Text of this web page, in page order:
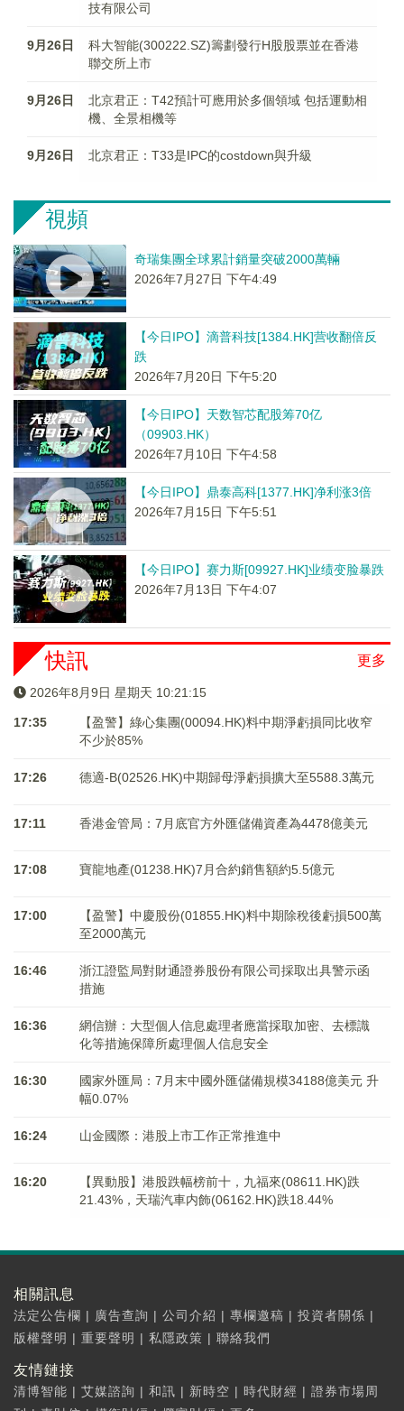
技有限公司
9月26日
科大智能(300222.SZ)籌劃發行H股股票並在香港
聯交所上市
9月26日
北京君正：T42預計可應用於多個領域 包括運動相
機、全景相機等
9月26日 北京君正：T33是IPC的costdown與升級
視頻
奇瑞集團全球累計銷量突破2000萬輛
2026年7月27日 下午4:49
【今日IPO】滴普科技[1384.HK]营收翻倍反
跌
2026年7月20日 下午5:20
【今日IPO】天数智芯配股筹70亿
（09903.HK）
2026年7月10日 下午4:58
【今日IPO】鼎泰高科[1377.HK]净利涨3倍
2026年7月15日 下午5:51
【今日IPO】赛力斯[09927.HK]业绩变脸暴跌
2026年7月13日 下午4:07
更多
快訊
2026年8月9日 星期天 10:21:15
17:35
【盈警】綠心集團(00094.HK)料中期淨虧損同比收窄
不少於85%
17:26 德適-B(02526.HK)中期歸母淨虧損擴大至5588.3萬元
17:11 香港金管局：7月底官方外匯儲備資產為4478億美元
17:08 寶龍地產(01238.HK)7月合約銷售額約5.5億元
17:00
【盈警】中慶股份(01855.HK)料中期除稅後虧損500萬
至2000萬元
16:46
浙江證監局對財通證券股份有限公司採取出具警示函
措施
16:36
網信辦：大型個人信息處理者應當採取加密、去標識
化等措施保障所處理個人信息安全
16:30
國家外匯局：7月末中國外匯儲備規模34188億美元 升
幅0.07%
16:24 山金國際：港股上市工作正常推進中
16:20
【異動股】港股跌幅榜前十，九福來(08611.HK)跌
21.43%，天瑞汽車内飾(06162.HK)跌18.44%
相關訊息
法定公告欄 | 廣告查詢 | 公司介紹 | 專欄邀稿 | 投資者關係 |
版權聲明 | 重要聲明 | 私隱政策 | 聯絡我們
友情鏈接
清博智能 | 艾媒諮詢 | 和訊 | 新時空 | 時代財經 | 證券市場周